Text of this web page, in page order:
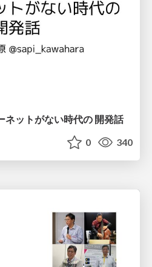
ネットがない時代の 開発話
0 340